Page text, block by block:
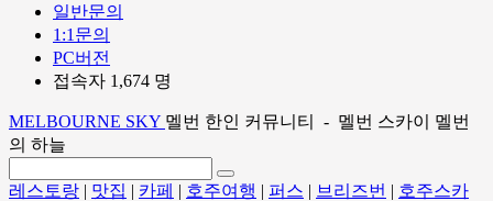
일반문의
1:1문의
PC버전
접속자 1,674 명
MELBOURNE SKY 멜번 한인 커뮤니티 - 멜번 스카이 멜번
의 하늘
레스토랑 | 맛집 | 카페 | 호주여행 | 퍼스 | 브리즈번 | 호주스카